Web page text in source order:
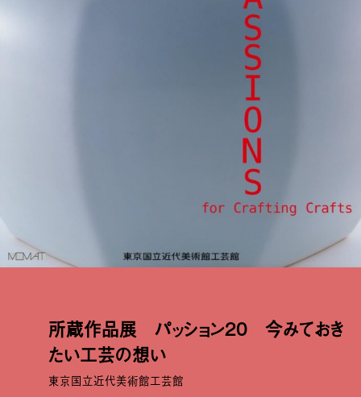
所蔵作品展 パッション20 今みておき
たい工芸の想い
東京国立近代美術館工芸館